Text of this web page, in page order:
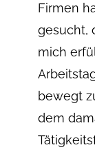
Firmen
gesucht,
mich
bewegt
dem